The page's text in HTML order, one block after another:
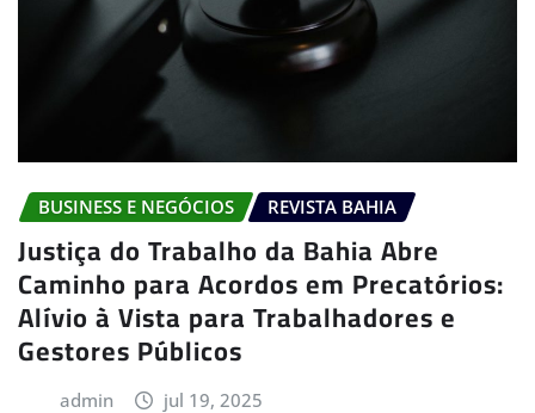
BUSINESS E NEGÓCIOS REVISTA BAHIA
Justiça do Trabalho da Bahia Abre
Caminho para Acordos em Precatórios:
Alívio à Vista para Trabalhadores e
Gestores Públicos
admin jul 19, 2025